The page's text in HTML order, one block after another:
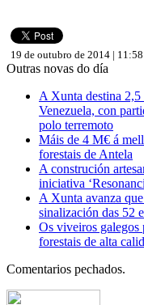
19 de outubro de 2014 | 11:58
Outras novas do día
A Xunta destina 2,5
Venezuela, con
polo terremoto
Máis de 4 M€ á
forestais de Antela
A construción
iniciativa
A Xunta avanza que
sinalización das 52
Os viveiros galegos
forestais de alta
Comentarios pechados.